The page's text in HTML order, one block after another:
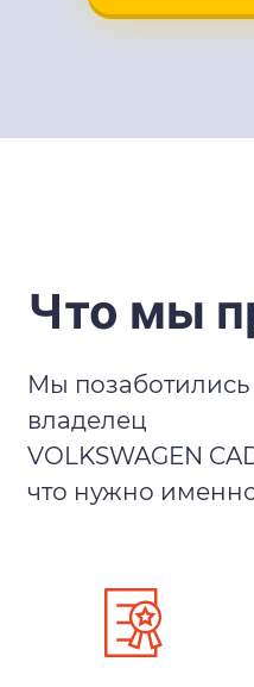
Что мы
Мы
владелец
VOLKSWAGEN
что нужно